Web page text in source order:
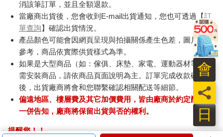
消該筆訂單，並且全額退款。
當廠商出貨後，您會收到E-mail出貨通知，您也可透過【訂
單查詢】確認出貨情況。
產品顏色可能會因網頁呈現與拍攝關係產生色差，圖片僅供
參考，商品依實際供貨樣式為準。
如果是大型商品（如：傢俱、床墊、家電、運動器材等）及
需安裝商品，請依商品頁面說明為主。訂單完成收款確認
後，出貨廠商將會和您聯繫確認相關配送等細節。
偏遠地區、樓層費及其它加價費用，皆由廠商於約定配送時
一併告知，廠商將保留出貨與否的權利。
提醒您！！
日
員
會